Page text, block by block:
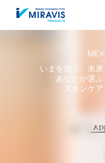
いまを強く、未来
あなたが選
スキンケア